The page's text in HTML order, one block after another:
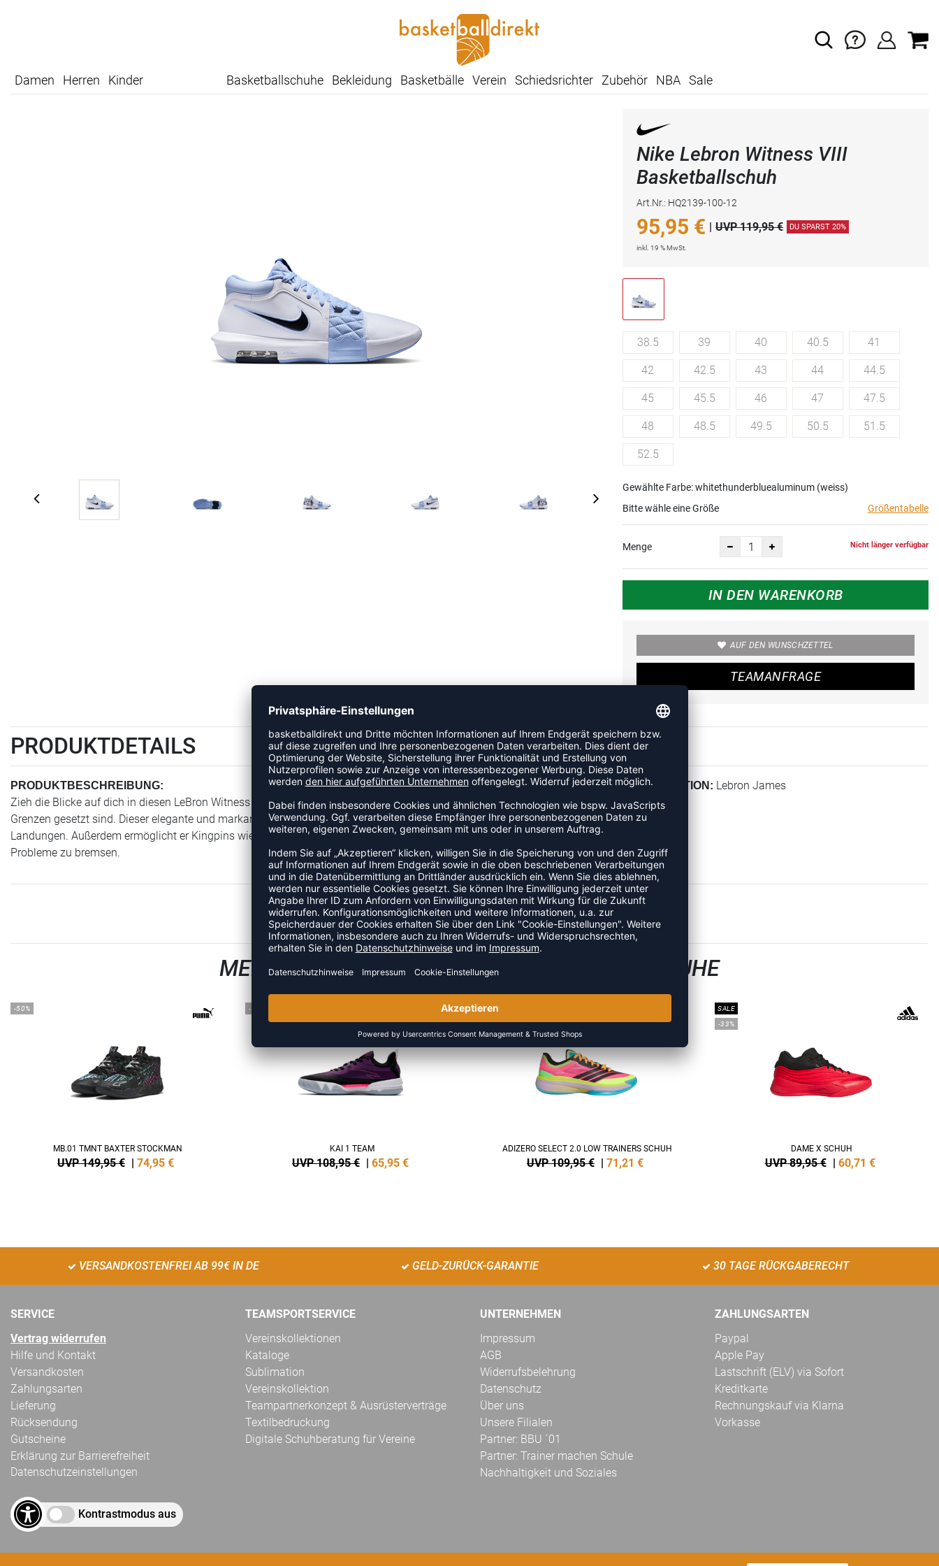
Damen Herren Kinder Basketballschuhe Bekleidung Basketbälle Verein Schiedsrichter Zubehör NBA Sale
Nike Lebron Witness VIII
Basketballschuh
Art.Nr.: HQ2139-100-12
95,95 € | UVP 119,95 € DU SPARST 20%
inkl. 19 % MwSt.
38.5 39 40 40.5 41
42 42.5 43 44 44.5
45 45.5 46 47 47.5
48 48.5 49.5 50.5 51.5
52.5
Gewählte Farbe: whitethunderbluealuminum (weiss)
Bitte wähle eine Größe
Größentabelle
Menge Nicht länger verfügbar
IN DEN WARENKORB
AUF DEN WUNSCHZETTEL
TEAMANFRAGE
PRODUKTDETAILS
PRODUKTBESCHREIBUNG:
Zieh die Blicke auf dich in diesen LeBron Witness VIII und lass alle wissen, dass deinem Flair und deinen Fähigkeiten keine
Grenzen gesetzt sind. Dieser elegante und markant geformte Schuh bietet Stabilität bei schnellen Bewegungen und weiche
Landungen. Außerdem ermöglicht er Kingpins wie dir und LeBron, von Grundlinie zu Grundlinie zu sprinten und ohne
Probleme zu bremsen.
KOLLEKTION: Lebron James
ZULETZT ANGESEHEN
MEHR AUS DER KATEGORIE BASKETBALLSCHUHE
-50%
MB.01 TMNT BAXTER STOCKMAN
UVP 149,95 € | 74,95 €
-39%
KAI 1 TEAM
UVP 108,95 € | 65,95 €
SALE
-35%
ADIZERO SELECT 2.0 LOW TRAINERS SCHUH
UVP 109,95 € | 71,21 €
SALE
-33%
DAME X SCHUH
UVP 89,95 € | 60,71 €
VERSANDKOSTENFREI AB 99€ IN DE GELD-ZURÜCK-GARANTIE 30 TAGE RÜCKGABERECHT
SERVICE
Vertrag widerrufen
Hilfe und Kontakt
Versandkosten
Zahlungsarten
Lieferung
Rücksendung
Gutscheine
Erklärung zur Barrierefreiheit
Datenschutzeinstellungen
Kontrastmodus aus
TEAMSPORTSERVICE
Vereinskollektionen
Kataloge
Sublimation
Vereinskollektion
Teampartnerkonzept & Ausrüsterverträge
Textilbedruckung
Digitale Schuhberatung für Vereine
UNTERNEHMEN
Impressum
AGB
Widerrufsbelehrung
Datenschutz
Über uns
Unsere Filialen
Partner: BBU ´01
Partner: Trainer machen Schule
Nachhaltigkeit und Soziales
ZAHLUNGSARTEN
Paypal
Apple Pay
Lastschrift (ELV) via Sofort
Kreditkarte
Rechnungskauf via Klarna
Vorkasse